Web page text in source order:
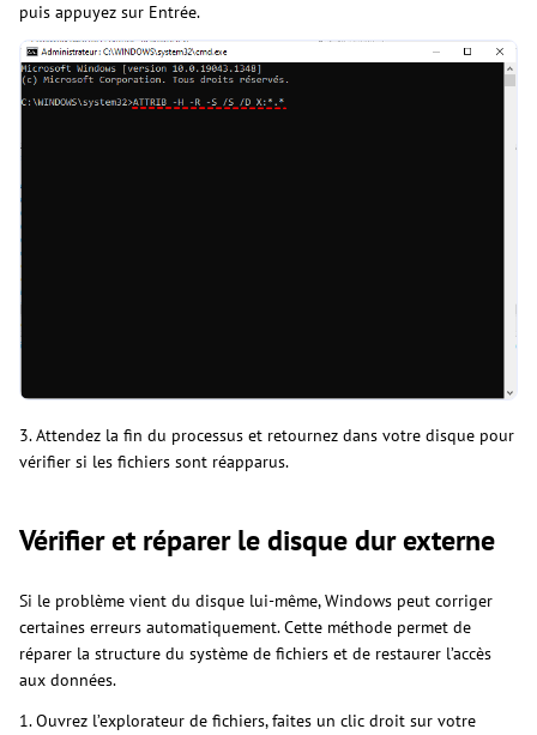
puis appuyez sur Entrée.
3. Attendez la fin du processus et retournez dans votre disque pour
vérifier si les fichiers sont réapparus.
Vérifier et réparer le disque dur externe
Si le problème vient du disque lui-même, Windows peut corriger
certaines erreurs automatiquement. Cette méthode permet de
réparer la structure du système de fichiers et de restaurer l’accès
aux données.
1. Ouvrez l’explorateur de fichiers, faites un clic droit sur votre